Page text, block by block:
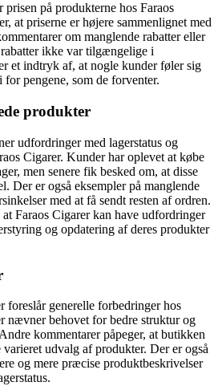
på produkterne hos Faraos
at priserne er højere sammenlignet med
om manglende rabatter eller
ikke var tilgængelige i
et indtryk af, at nogle kunder føler sig
pengene, som de forventer.
produkter
udfordringer med lagerstatus og
Cigarer. Kunder har oplevet at købe
men senere fik besked om, at disse
Der er også eksempler på manglende
med at få sendt resten af ordren.
Faraos Cigarer kan have udfordringer
og opdatering af deres produkter
foreslår generelle forbedringer hos
nævner behovet for bedre struktur og
kommentarer påpeger, at butikken
udvalg af produkter. Der er også
og mere præcise produktbeskrivelser